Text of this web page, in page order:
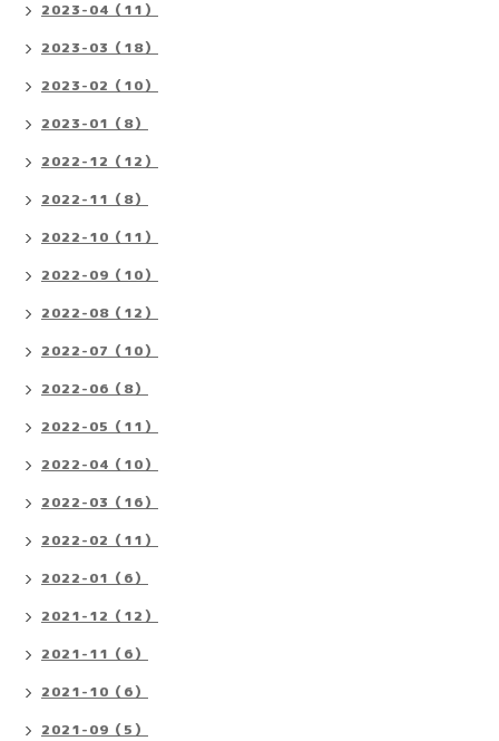
2023-04（11）
2023-03（18）
2023-02（10）
2023-01（8）
2022-12（12）
2022-11（8）
2022-10（11）
2022-09（10）
2022-08（12）
2022-07（10）
2022-06（8）
2022-05（11）
2022-04（10）
2022-03（16）
2022-02（11）
2022-01（6）
2021-12（12）
2021-11（6）
2021-10（6）
2021-09（5）